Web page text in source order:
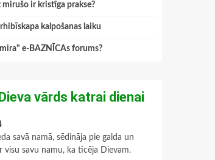
mirušo ir kristīga prakse?
kalpošanas laiku
e-BAZNĪCAs forums?
vārds katrai dienai
savā namā, sēdināja pie galda un
visu savu namu, ka ticēja Dievam.